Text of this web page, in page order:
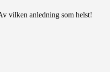
vilken anledning som helst!